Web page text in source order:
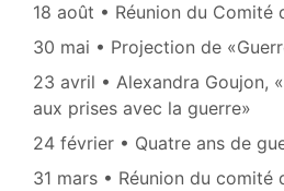
18 août • Réunion du
30 mai • Projection de
23 avril • Alexandra Goujon,
aux prises avec la guerre»
24 février • Quatre ans de
31 mars • Réunion du